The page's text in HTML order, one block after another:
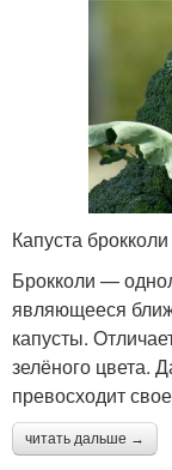
Капуста
Брокколи —
являющееся
капусты.
зелёного цвета.
превосходит
читать дальше →